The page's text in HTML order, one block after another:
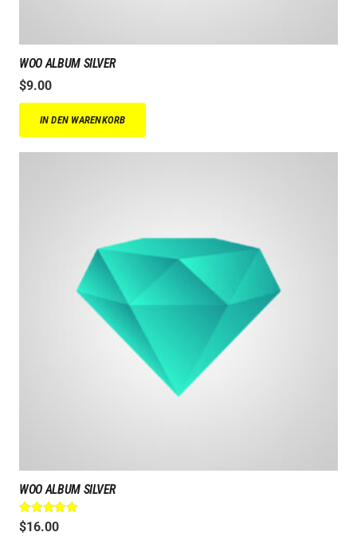
WOO ALBUM SILVER
$9.00
IN DEN WARENKORB
WOO ALBUM SILVER
Bewertet mit
$16.00